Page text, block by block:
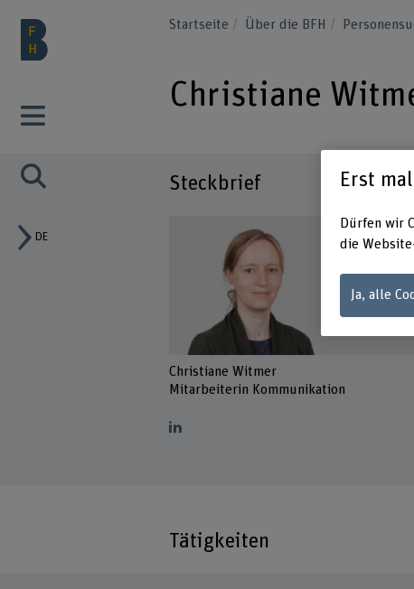
DE
Startseite Über die BFH
Christiane
Steckbrief
Christiane Witmer
Mitarbeiterin Kommunikation
Tätigkeiten
Erst
Dürfen wir
die
Ja, alle